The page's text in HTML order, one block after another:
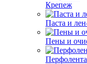
Крепеж
Паста и
Пены и
Перфолента